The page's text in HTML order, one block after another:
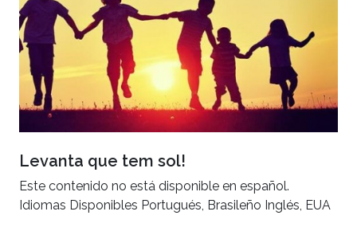
Levanta que tem sol!
Este contenido no está disponible en español.
Idiomas Disponibles Portugués, Brasileño Inglés, EUA